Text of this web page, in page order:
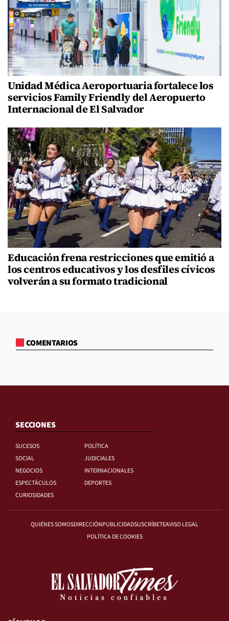
Unidad Médica Aeroportuaria fortalece los
servicios Family Friendly del Aeropuerto
Internacional de El Salvador
Educación frena restricciones que emitió a
los centros educativos y los desfiles cívicos
volverán a su formato tradicional
COMENTARIOS
SECCIONES
SUCESOS
POLÍTICA
SOCIAL
JUDICIALES
NEGOCIOS
INTERNACIONALES
ESPECTÁCULOS
DEPORTES
CURIOSIDADES
QUIÉNES SOMOSDIRECCIÓNPUBLICIDADSUSCRÍBETEAVISO LEGAL
POLÍTICA DE COOKIES